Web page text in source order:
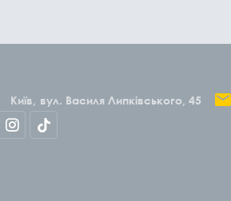
Київ вул. Василя Липківського, 45